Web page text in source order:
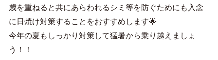
歳を重ねると共にあらわれるシミ等を防ぐためにも入念
に日焼け対策することをおすすめします🌟
今年の夏もしっかり対策して猛暑から乗り越えましょ
う！！